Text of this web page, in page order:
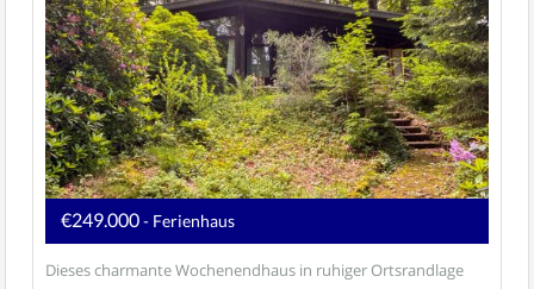
€249.000- Ferienhaus
Dieses charmante Wochenendhaus in ruhiger Ortsrandlage